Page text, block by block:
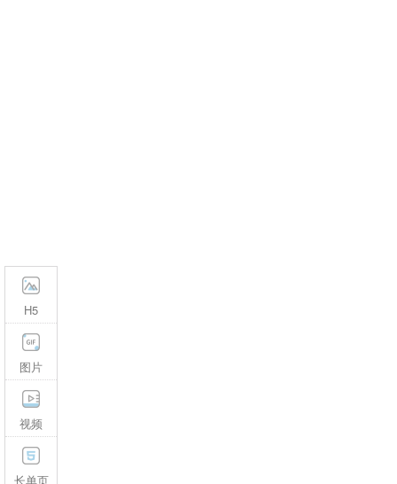
H5
图片
视频
长单页